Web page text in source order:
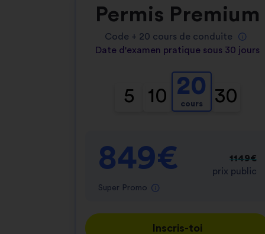
Permis Premium
Code + 20 cours de conduite
Date d'examen pratique sous 30 jours
5 10 20
cours 30
849€
Super Promo
1149€
prix public
Inscris-toi